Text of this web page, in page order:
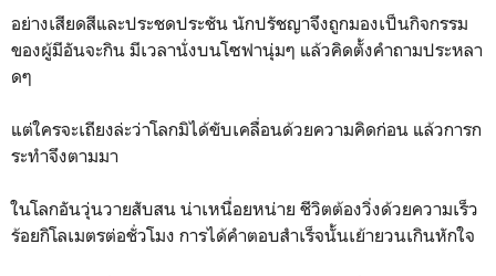
อย่างเสียดสีและประชดประชัน นักปรัชญาจึงถูกมองเป็นกิจกรรม
ของผู้มีอันจะกิน มีเวลานั่งบนโซฟานุ่มๆ แล้วคิดตั้งคำถามประหลา
ดๆ
แต่ใครจะเถียงล่ะว่าโลกมิได้ขับเคลื่อนด้วยความคิดก่อน แล้วการก
ระทำจึงตามมา
ในโลกอันวุ่นวายสับสน น่าเหนื่อยหน่าย ชีวิตต้องวิ่งด้วยความเร็ว
ร้อยกิโลเมตรต่อชั่วโมง การได้คำตอบสำเร็จนั้นเย้ายวนเกินหักใจ